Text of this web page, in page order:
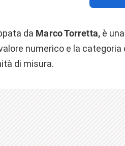
da Marco Torretta, è
numerico e la
di misura.